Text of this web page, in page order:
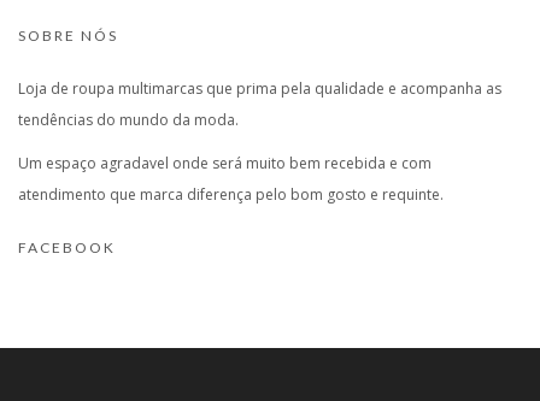
SOBRE NÓS
Loja de roupa multimarcas que prima pela qualidade e acompanha as
tendências do mundo da moda.
Um espaço agradavel onde será muito bem recebida e com
atendimento que marca diferença pelo bom gosto e requinte.
FACEBOOK